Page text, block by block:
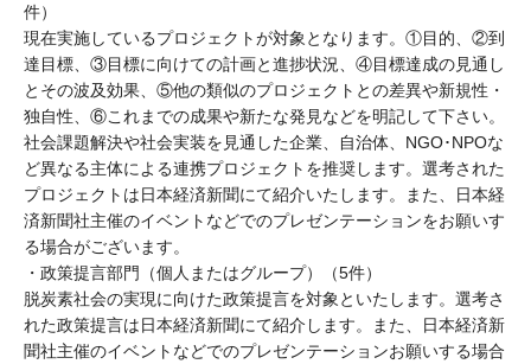
件）
現在実施しているプロジェクトが対象となります。①目的、②到
達目標、③目標に向けての計画と進捗状況、④目標達成の見通し
とその波及効果、⑤他の類似のプロジェクトとの差異や新規性・
独自性、⑥これまでの成果や新たな発見などを明記して下さい。
社会課題解決や社会実装を見通した企業、自治体、NGO･NPOな
ど異なる主体による連携プロジェクトを推奨します。選考された
プロジェクトは日本経済新聞にて紹介いたします。また、日本経
済新聞社主催のイベントなどでのプレゼンテーションをお願いす
る場合がございます。
・政策提言部門（個人またはグループ）（5件）
脱炭素社会の実現に向けた政策提言を対象といたします。選考さ
れた政策提言は日本経済新聞にて紹介します。また、日本経済新
聞社主催のイベントなどでのプレゼンテーションお願いする場合